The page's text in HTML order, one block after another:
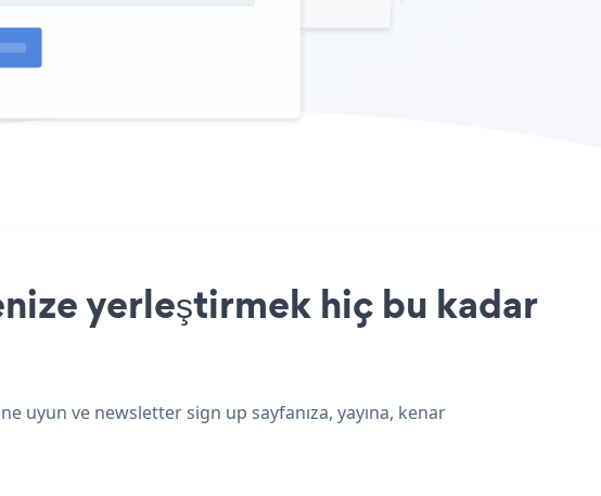
yerleştirmek hiç bu kadar
uyun ve newsletter sign up sayfanıza, yayına, kenar